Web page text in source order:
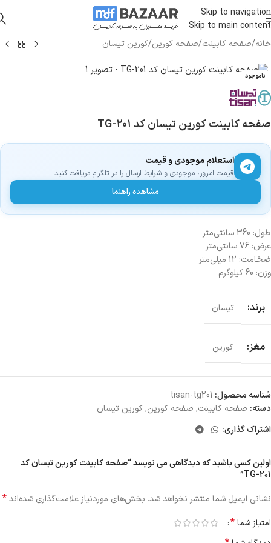
Skip to navigation
Skip to main content
خانه/صفحه کابینت/صفحه کورین/کورین تیسان
ناموجود
صفحه کابینت کورین تیسان کد TG-۲۰۱
استعلام موجودی و قیمت
قیمت امروز، موجودی و شرایط ارسال را در تلگرام دریافت کنید
مشاهده راهنما
طول: 360 سانتی‌متر
عرض: 76 سانتی‌متر
ضخامت: 12 میلی‌متر
وزن: 60 کیلوگرم
برند: تیسان
مغز: کورین
شناسه محصول: tisan-tg201
دسته: صفحه کابینت, صفحه کورین,کورین تیسان
اشتراک گذاری:
اولین کسی باشید که دیدگاهی می نویسد “صفحه کابینت کورین تیسان کد
TG-۲۰۱”
نشانی ایمیل شما منتشر نخواهد شد. بخش‌های موردنیاز علامت‌گذاری شده‌اند*
امتیاز شما*